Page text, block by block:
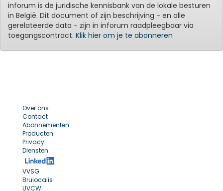
inforum is de juridische kennisbank van de lokale besturen
in België. Dit document of zijn beschrijving - en alle
gerelateerde data - zijn in inforum raadpleegbaar via
toegangscontract. Klik hier om je te abonneren
Over ons
Contact
Abonnementen
Producten
Privacy
Diensten
VVSG
Brulocalis
UVCW